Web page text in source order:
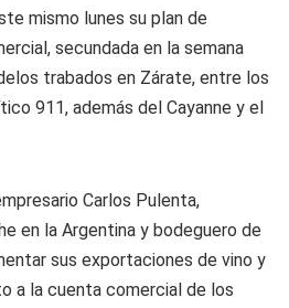
mismo lunes su plan de
secundada en la semana
trabados en Zárate, entre los
911, además del Cayanne y el
Carlos Pulenta,
en la Argentina y bodeguero de
sus exportaciones de vino y
a la cuenta comercial de los